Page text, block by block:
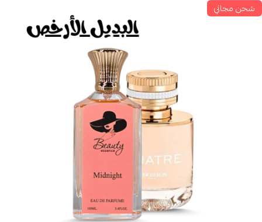
شحن مجاني